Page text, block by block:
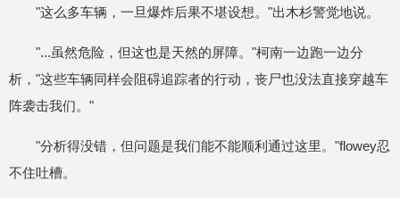
"这么多车辆，一旦爆炸后果不堪设想。"出木杉警觉地说。
"...虽然危险，但这也是天然的屏障。"柯南一边跑一边分
析，"这些车辆同样会阻碍追踪者的行动，丧尸也没法直接穿越车
阵袭击我们。"
"分析得没错，但问题是我们能不能顺利通过这里。"flowey忍
不住吐槽。